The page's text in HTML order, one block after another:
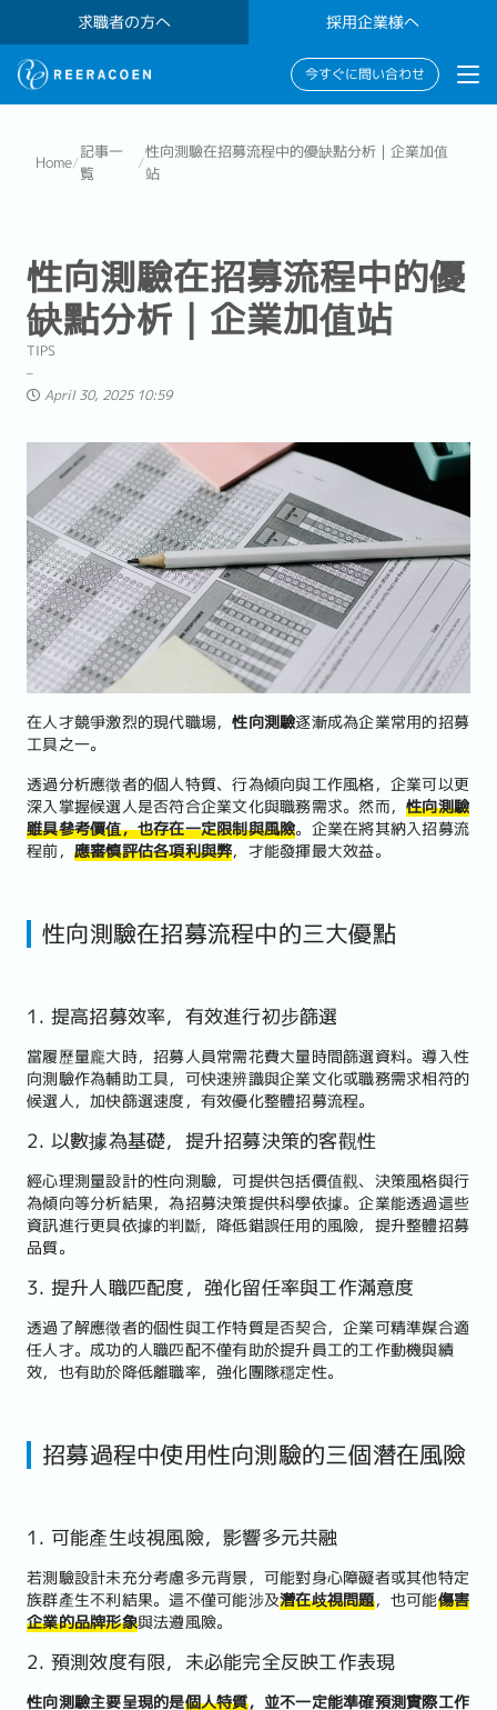
求職者の方へ 採用企業様へ
今すぐに問い合わせ
Home/
記事一
覧
/
性向測驗在招募流程中的優缺點分析｜企業加值
站
性向測驗在招募流程中的優
缺點分析｜企業加值站
TIPS
April 30, 2025 10:59
在人才競爭激烈的現代職場，性向測驗逐漸成為企業常用的招募
工具之一。
透過分析應徵者的個人特質、行為傾向與工作風格，企業可以更
深入掌握候選人是否符合企業文化與職務需求。然而， 性向測驗
雖具參考價值，也存在一定限制與風險。企業在將其納入招募流
程前， 應審慎評估各項利與弊，才能發揮最大效益。
性向測驗在招募流程中的三大優點
1. 提高招募效率，有效進行初步篩選
當履歷量龐大時，招募人員常需花費大量時間篩選資料。導入性
向測驗作為輔助工具，可快速辨識與企業文化或職務需求相符的
候選人，加快篩選速度，有效優化整體招募流程。
2. 以數據為基礎，提升招募決策的客觀性
經心理測量設計的性向測驗，可提供包括價值觀、決策風格與行
為傾向等分析結果，為招募決策提供科學依據。企業能透過這些
資訊進行更具依據的判斷，降低錯誤任用的風險，提升整體招募
品質。
3. 提升人職匹配度，強化留任率與工作滿意度
透過了解應徵者的個性與工作特質是否契合，企業可精準媒合適
任人才。成功的人職匹配不僅有助於提升員工的工作動機與績
效，也有助於降低離職率，強化團隊穩定性。
招募過程中使用性向測驗的三個潛在風險
1. 可能產生歧視風險，影響多元共融
若測驗設計未充分考慮多元背景，可能對身心障礙者或其他特定
族群產生不利結果。這不僅可能涉及潛在歧視問題，也可能傷害
企業的品牌形象與法遵風險。
2. 預測效度有限，未必能完全反映工作表現
性向測驗主要呈現的是個人特質，並不一定能準確預測實際工作